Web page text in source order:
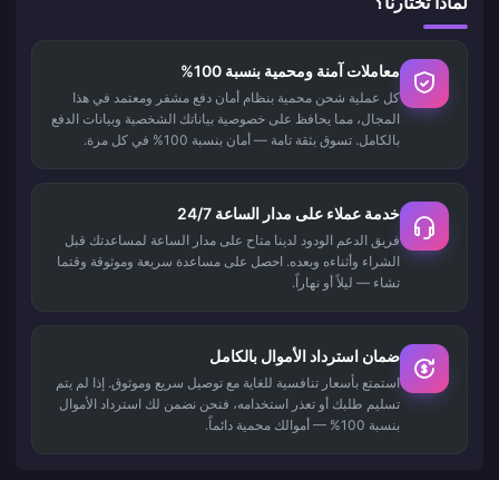
معاملات آمنة ومحمية بنسبة 100%
كل عملية شحن محمية بنظام أمان دفع مشفر ومعتمد في هذا
المجال، مما يحافظ على خصوصية بياناتك الشخصية وبيانات الدفع
بالكامل. تسوق بثقة تامة — أمان بنسبة 100% في كل مرة.
خدمة عملاء على مدار الساعة 24/7
فريق الدعم الودود لدينا متاح على مدار الساعة لمساعدتك قبل
الشراء وأثناءه وبعده. احصل على مساعدة سريعة وموثوقة وقتما
تشاء — ليلاً أو نهاراً.
ضمان استرداد الأموال بالكامل
استمتع بأسعار تنافسية للغاية مع توصيل سريع وموثوق. إذا لم يتم
تسليم طلبك أو تعذر استخدامه، فنحن نضمن لك استرداد الأموال
بنسبة 100% — أموالك محمية دائماً.